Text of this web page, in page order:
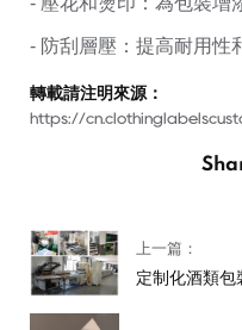
- 防刮層壓：提高耐用性
轉載請注明來源：
https://
上一篇：
定制化酒類包